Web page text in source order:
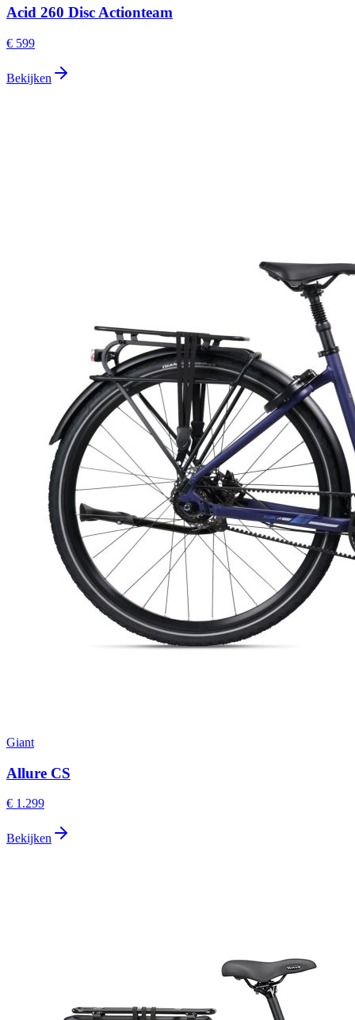
Acid 260 Disc Actionteam
€ 599
Bekijken
Giant
Allure CS
€ 1.299
Bekijken